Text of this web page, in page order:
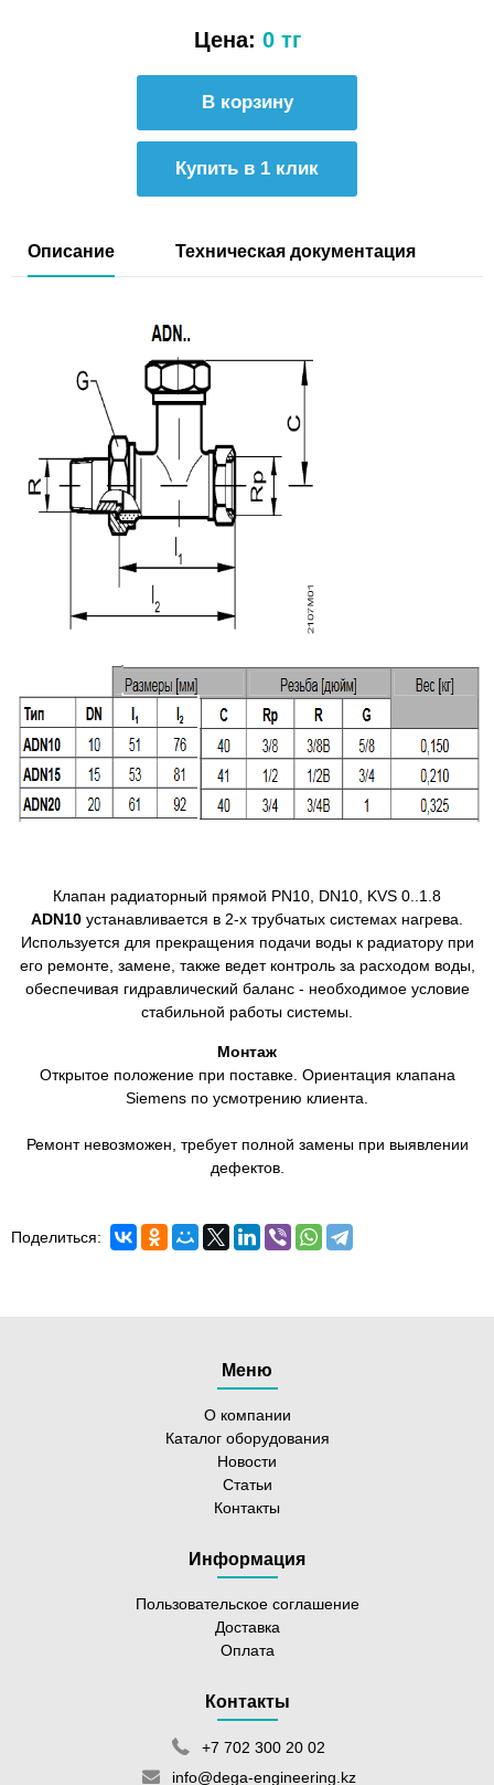
Цена: 0 тг
Купить в 1 клик
Описание Техническая документация
Клапан радиаторный прямой PN10, DN10, KVS 0..1.8
ADN10 устанавливается в 2-х трубчатых системах нагрева.
Используется для прекращения подачи воды к радиатору при
его ремонте, замене, также ведет контроль за расходом воды,
обеспечивая гидравлический баланс - необходимое условие
стабильной работы системы.
Монтаж
Открытое положение при поставке. Ориентация клапана
Siemens по усмотрению клиента.
Ремонт невозможен, требует полной замены при выявлении
дефектов.
Поделиться:
Меню
О компании
Каталог оборудования
Новости
Статьи
Контакты
Информация
Пользовательское соглашение
Доставка
Оплата
Контакты
+7 702 300 20 02
info@dega-engineering.kz